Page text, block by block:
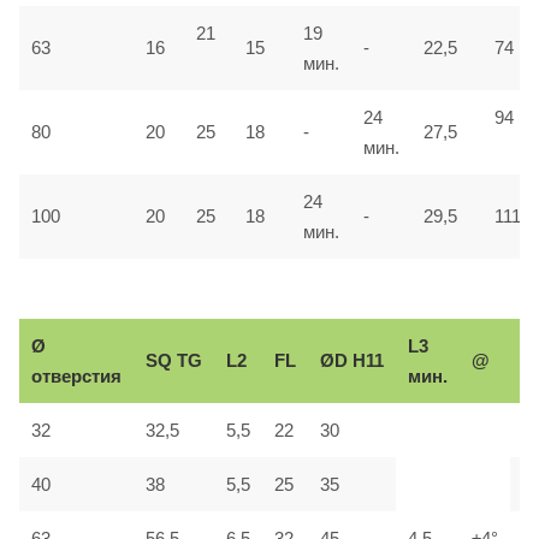
63 16
21
15
19
мин.
- 22,5 74
80 20 25 18 -
24
мин.
27,5
94
100 20 25 18
24
мин.
- 29,5 111
Ø
отверстия
SQ TG L2 FL ØD H11
L3
мин.
@
32 32,5 5,5 22 30
40 38 5,5 25 35